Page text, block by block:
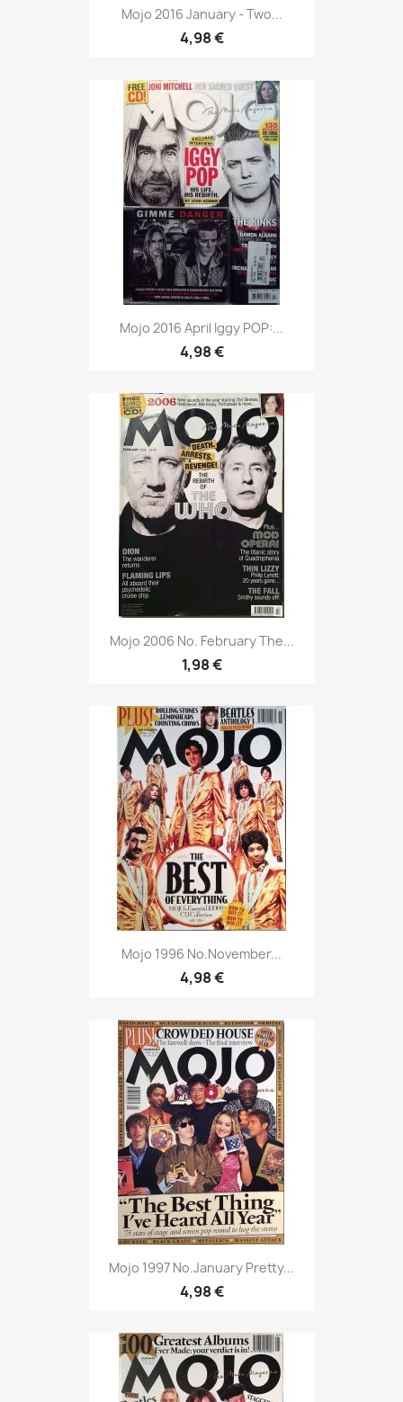
Mojo 2016 January - Two...
4,98 €
Mojo 2016 April Iggy POP:...
4,98 €
Mojo 2006 No. February The...
1,98 €
Mojo 1996 No.November...
4,98 €
Mojo 1997 No.January Pretty...
4,98 €